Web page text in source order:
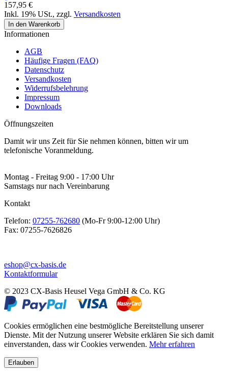
157,95 €
Inkl. 19% USt., zzgl. Versandkosten
In den Warenkorb
Informationen
AGB
Häufige Fragen (FAQ)
Datenschutz
Versandkosten
Widerrufsbelehrung
Impressum
Downloads
Öffnungszeiten
Damit wir uns Zeit für Sie nehmen können, bitten wir um
telefonische Voranmeldung.
Montag - Freitag 9:00 - 17:00 Uhr
Samstags nur nach Vereinbarung
Kontakt
Telefon: 07255-762680 (Mo-Fr 9:00-12:00 Uhr)
Fax: 07255-7626826
eshop@cx-basis.de
Kontaktformular
© 2023 CX-Basis Heusel Vega GmbH & Co. KG
Cookies ermöglichen eine bestmögliche Bereitstellung unserer
Dienste. Mit der Nutzung unserer Website erklären Sie sich damit
einverstanden, dass wir Cookies verwenden. Mehr erfahren
Erlauben